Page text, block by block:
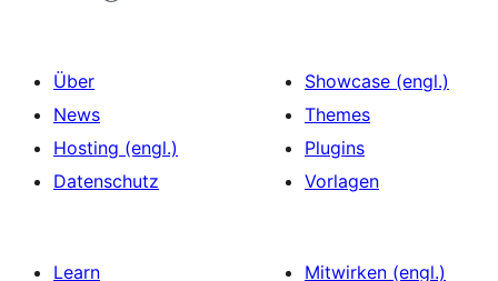
Über
News
Hosting (engl.)
Datenschutz
Showcase (engl.)
Themes
Plugins
Vorlagen
Learn
Mitwirken (engl.)